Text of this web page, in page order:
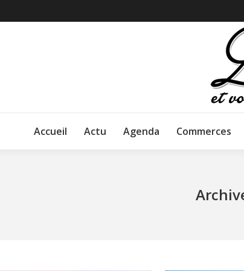
Accueil Actu Agenda Commerces